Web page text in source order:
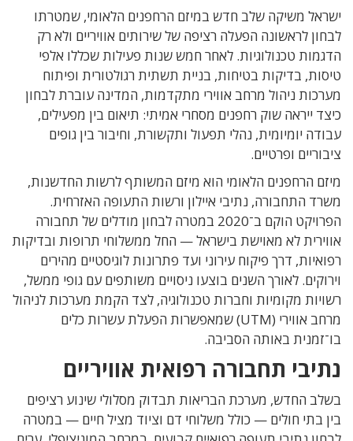
ישראל משיקה שלב חדש במיזם הרחפנים הלאומי, שמטרתו
לבחון לראשונה הפעלה רציפה של שירותים אוויריים ולא רק
הדגמות טכנולוגיות. לאחר חמש שנות פעילות שכללו אלפי
טיסות, בדיקות בטיחות, בניית תשתית רגולטורית ופיתוח
מערכות ניהול מרחב אווירי מתקדמות, המדינה עוברת לבחון
כיצד ייראה שוק רחפנים מסחרי אמיתי: תיאום בין מפעילים,
עבודה יומיומית, נהלי תפעול ותקשורת, וחיבור בין גופים
ציבוריים ופרטיים.
מיזם הרחפנים הלאומי הוא מיזם המשותף לרשות החדשנות,
משרד התחבורה, נתיבי איילון ורשות התעופה האזרחית.
הפרויקט הוקם ב־2020 במטרה לבחון מודלים של תחבורה
אווירית לא מאוישת בישראל — החל ממשלוחי תרופות ובדיקות
רפואיות, דרך פיקוח עירוני ועד פתרונות לוגיסטיים מהירים
וירוקים. לאורך השנים בוצעו ניסויים משותפים עם גופי ממשל,
רשויות מקומיות וחברות טכנולוגיה, לצד הקמת מערכות לניהול
מרחב אווירי (UTM) שמאפשרות הפעלת עשרות כלים
בו־זמנית באותה הסביבה.
נתיבי תחבורה רפואית אוויריים
בשלב החדש, מערכת הבריאות תבדוק מסלולי שינוע רציפים
בין בתי חולים — כולל משלוחי דם וציוד מציל חיים — במטרה